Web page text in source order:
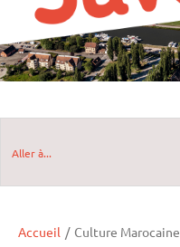
Aller à...
Accueil / Culture Marocaine